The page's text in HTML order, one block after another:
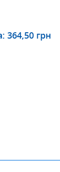
364,50 грн